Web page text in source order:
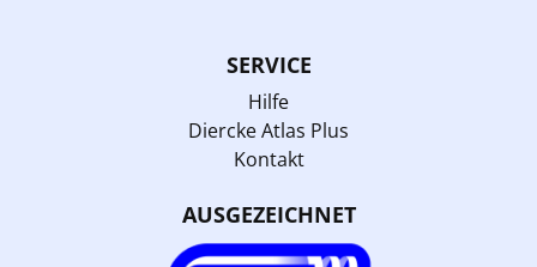
SERVICE
Hilfe
Diercke Atlas Plus
Kontakt
AUSGEZEICHNET